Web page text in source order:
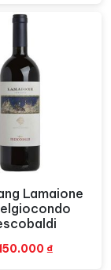
nhanh
Lamaione
₫